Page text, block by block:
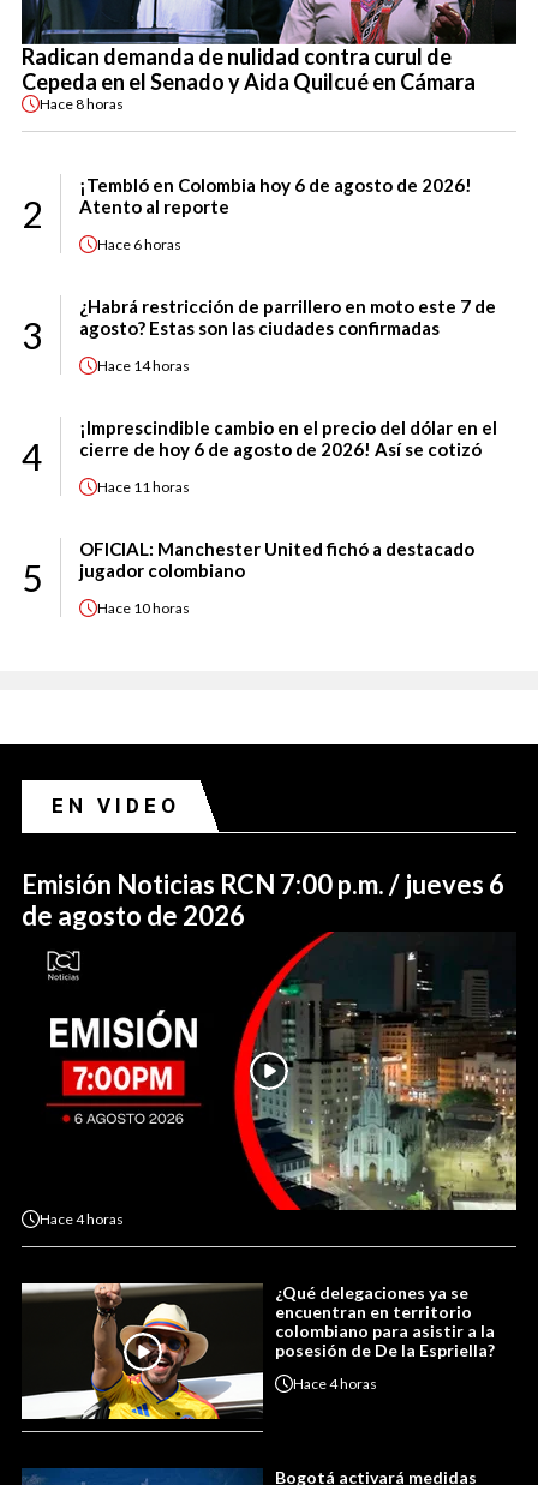
Radican demanda de nulidad contra curul de
Cepeda en el Senado y Aida Quilcué en Cámara
Hace8 horas
2
¡Tembló en Colombia hoy 6 de agosto de 2026!
Atento al reporte
Hace 6 horas
3
¿Habrá restricción de parrillero en moto este 7 de
agosto? Estas son las ciudades confirmadas
Hace 14 horas
4
¡Imprescindible cambio en el precio del dólar en el
cierre de hoy 6 de agosto de 2026! Así se cotizó
Hace 11 horas
5
OFICIAL: Manchester United fichó a destacado
jugador colombiano
Hace 10 horas
EN VIDEO
Emisión Noticias RCN 7:00 p.m. / jueves 6
de agosto de 2026
Hace4 horas
¿Qué delegaciones ya se
encuentran en territorio
colombiano para asistir a la
posesión de De la Espriella?
Hace4 horas
Bogotá activará medidas